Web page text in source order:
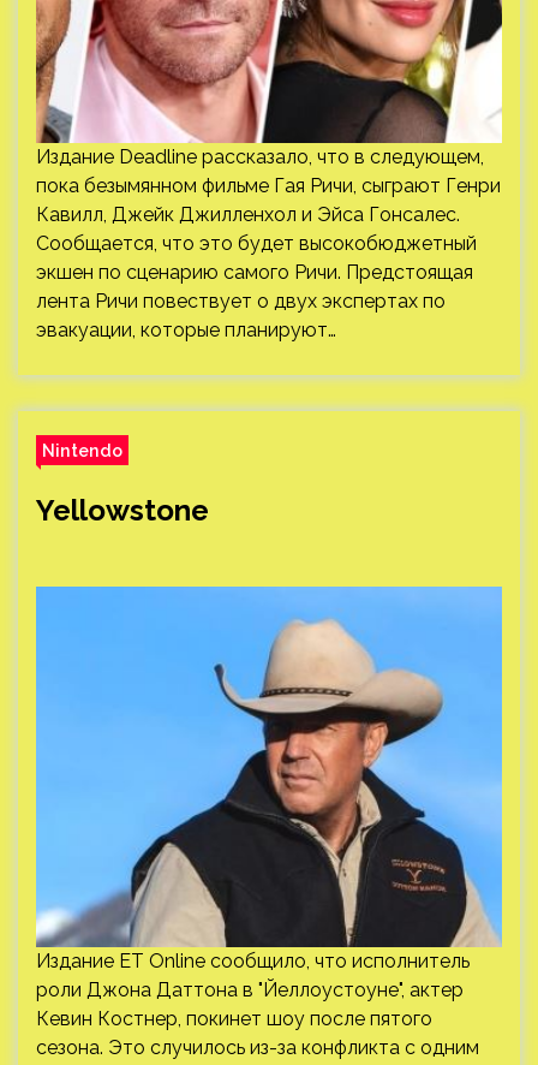
Издание Deadline рассказало, что в следующем,
пока безымянном фильме Гая Ричи, сыграют Генри
Кавилл, Джейк Джилленхол и Эйса Гонсалес.
Сообщается, что это будет высокобюджетный
экшен по сценарию самого Ричи. Предстоящая
лента Ричи повествует о двух экспертах по
эвакуации, которые планируют…
Nintendo
Yellowstone
Издание ET Online сообщило, что исполнитель
роли Джона Даттона в "Йеллоустоуне", актер
Кевин Костнер, покинет шоу после пятого
сезона. Это случилось из-за конфликта с одним